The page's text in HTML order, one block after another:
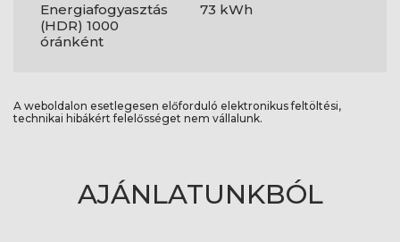
Energiafogyasztás
(HDR) 1000
óránként
73 kWh
A weboldalon esetlegesen előforduló elektronikus feltöltési,
technikai hibákért felelősséget nem vállalunk.
AJÁNLATUNKBÓL